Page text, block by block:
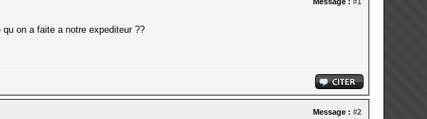
on a faite a notre expediteur ??
Message : #2